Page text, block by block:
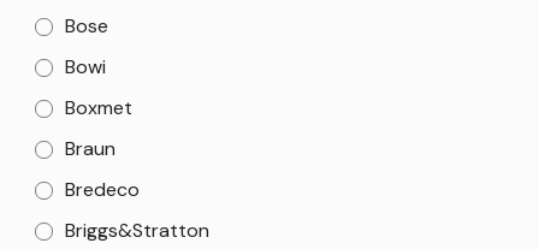
Bose
Bowi
Boxmet
Braun
Bredeco
Briggs&Stratton